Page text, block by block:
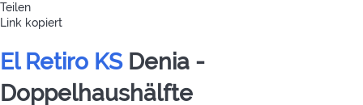
Teilen
Link kopiert
El Retiro KS Denia -
Doppelhaushälfte